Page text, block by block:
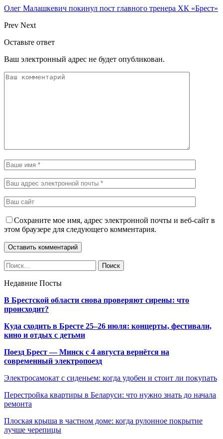
Олег Малашкевич покинул пост главного тренера ХК «Брест»
Prev Next
Оставьте ответ
Ваш электронный адрес не будет опубликован.
Сохраните мое имя, адрес электронной почты и веб-сайт в
этом браузере для следующего комментария.
Недавние Посты
В Брестской области снова проверяют сирены: что
происходит?
Куда сходить в Бресте 25–26 июля: концерты, фестивали,
кино и отдых с детьми
Поезд Брест — Минск с 4 августа вернётся на
современный электропоезд
Электросамокат с сиденьем: когда удобен и стоит ли покупать
Перестройка квартиры в Беларуси: что нужно знать до начала
ремонта
Плоская крыша в частном доме: когда рулонное покрытие
лучше черепицы